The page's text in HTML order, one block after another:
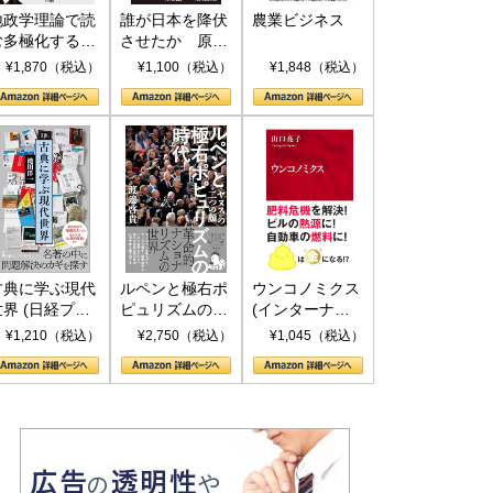
政学理論で読
多極化する世
トランプと
¥1,870（税込）
誰が日本を降伏
させたか 原爆
投下、ソ連参
(PHP新書)
¥1,100（税込）
農業ビジネス
¥1,848（税込）
典に学ぶ現代
界 (日経プレ
アシリーズ)
¥1,210（税込）
ルペンと極右ポ
ピュリズムの時
代：〈ヤヌス〉
¥2,750（税込）
ウンコノミクス
(インターナシ
ョナル新書)
¥1,045（税込）